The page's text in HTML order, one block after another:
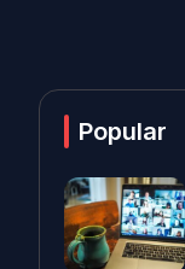
Popular